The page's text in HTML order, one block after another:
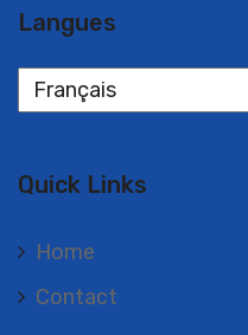
Langues
Langues
Quick Links
Home
Contact